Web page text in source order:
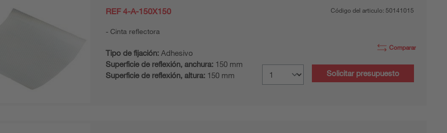
REF 4-A-150X150
Cinta reflectora
Tipo de fijación: Adhesivo
Superficie de reflexión, anchura: 150 mm
Superficie de reflexión, altura: 150 mm
Código del articulo: 50141015
Comparar
Solicitar presupuesto